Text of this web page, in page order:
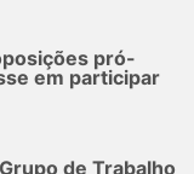
pró-
em participar
de Trabalho